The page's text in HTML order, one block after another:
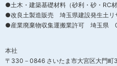
●土木・建築基礎材料（砂利・砂・RC
●改良土製造販売 埼玉県建設発生土リ
●産業廃棄物収集運搬業許可 埼玉県
本社
〒330－0846 さいたま市大宮区大門町